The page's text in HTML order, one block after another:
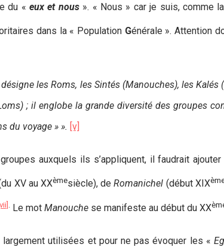
du « eux et nous». « Nous » car je suis, comme
dans la « Population Générale ». Attention
les Roms, les Sintés (Manouches), les Kalés (
; il englobe la grande diversité des groupes
du voyage » ». [v]
auxquels ils s’appliquent, il faudrait
XV au XXèmesiècle), deRomanichel (début XIX
Le mot Manouche se manifeste au début du XX
utilisées et pour ne pas évoquer les «